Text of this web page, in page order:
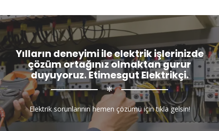
Yılların deneyimi ile elektrik işlerinizde
çözüm ortağınız olmaktan gurur
duyuyoruz. Etimesgut Elektrikçi.
✻
Elektrik sorunlarının hemen çözümü için tıkla gelsin!